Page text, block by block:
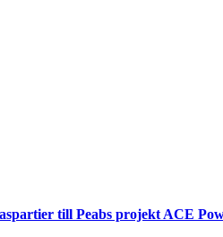
till Peabs projekt ACE